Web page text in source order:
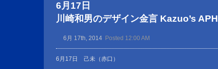
6月17日
川崎和男のデザイン金言 Kazuo’s
6月 17th, 2014 Posted 12:00 AM
6月17日 己未（赤口）